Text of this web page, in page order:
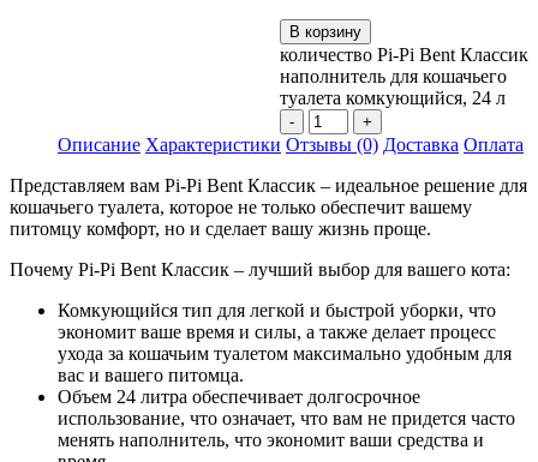
В корзину
количество Pi-Pi Bent Классик
наполнитель для кошачьего
туалета комкующийся, 24 л
Описание Характеристики Отзывы (0) Доставка Оплата
Представляем вам Pi-Pi Bent Классик – идеальное решение для
кошачьего туалета, которое не только обеспечит вашему
питомцу комфорт, но и сделает вашу жизнь проще.
Почему Pi-Pi Bent Классик – лучший выбор для вашего кота:
Комкующийся тип для легкой и быстрой уборки, что
экономит ваше время и силы, а также делает процесс
ухода за кошачьим туалетом максимально удобным для
вас и вашего питомца.
Объем 24 литра обеспечивает долгосрочное
использование, что означает, что вам не придется часто
менять наполнитель, что экономит ваши средства и